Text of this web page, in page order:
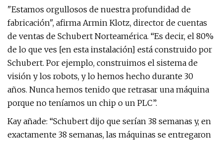
"Estamos orgullosos de nuestra profundidad de
fabricación", afirma Armin Klotz, director de cuentas
de ventas de Schubert Norteamérica. “Es decir, el 80%
de lo que ves [en esta instalación] está construido por
Schubert. Por ejemplo, construimos el sistema de
visión y los robots, y lo hemos hecho durante 30
años. Nunca hemos tenido que retrasar una máquina
porque no teníamos un chip o un PLC”.
Kay añade: “Schubert dijo que serían 38 semanas y, en
exactamente 38 semanas, las máquinas se entregaron